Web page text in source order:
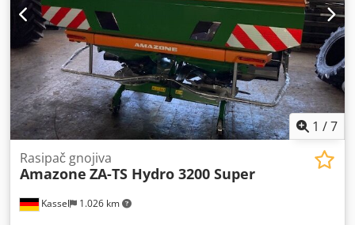
1 /7
Kassel 1.026 km
Rasipač gnojiva
Amazone ZA-TS Hydro 3200 Super